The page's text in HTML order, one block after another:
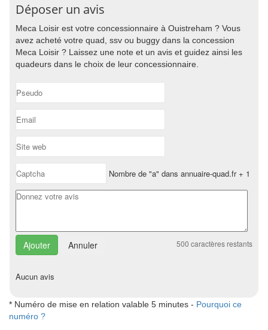
Déposer un avis
Meca Loisir est votre concessionnaire à Ouistreham ? Vous
avez acheté votre quad, ssv ou buggy dans la concession
Meca Loisir ? Laissez une note et un avis et guidez ainsi les
quadeurs dans le choix de leur concessionnaire.
Nombre de "a" dans annuaire-quad.fr + 1
Annuler 500 caractères restants
Aucun avis
* Numéro de mise en relation valable 5 minutes - Pourquoi ce
numéro ?